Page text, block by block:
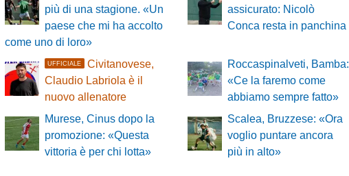
più di una stagione. «Un
paese che mi ha accolto
come uno di loro»
assicurato: Nicolò
Conca resta in panchina
UFFICIALE
Civitanovese,
Claudio Labriola è il
nuovo allenatore
Roccaspinalveti, Bamba:
«Ce la faremo come
abbiamo sempre fatto»
Murese, Cinus dopo la
promozione: «Questa
vittoria è per chi lotta»
Scalea, Bruzzese: «Ora
voglio puntare ancora
più in alto»